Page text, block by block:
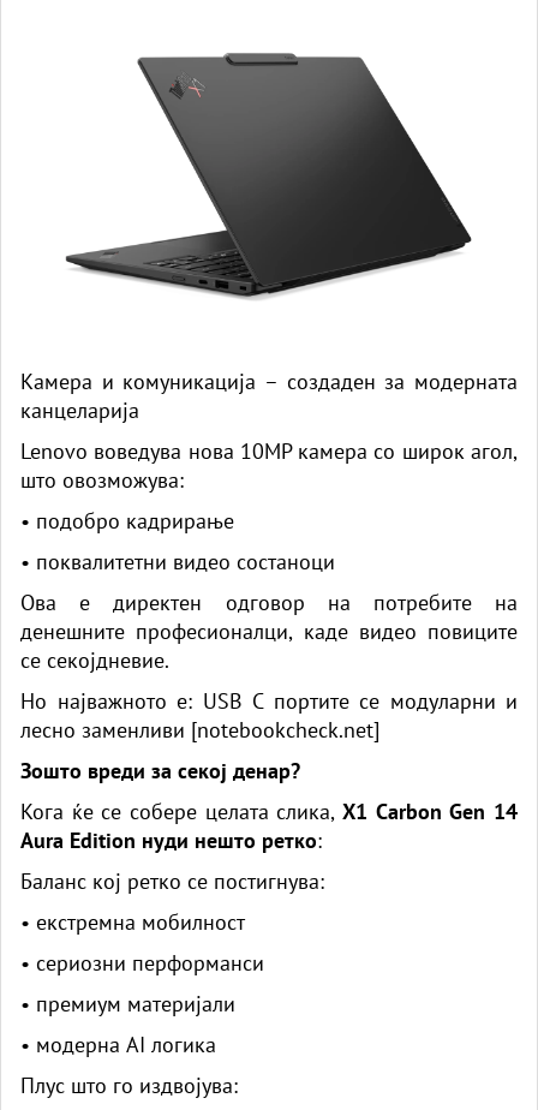
Камера и комуникација – создаден за модерната
канцеларија
Lenovo воведува нова 10MP камера со широк агол,
што овозможува:
• подобро кадрирање
• поквалитетни видео состаноци
Ова е директен одговор на потребите на
денешните професионалци, каде видео повиците
се секојдневие.
Но најважното е: USB C портите се модуларни и
лесно заменливи [notebookcheck.net]
Зошто вреди за секој денар?
Кога ќе се собере целата слика, X1 Carbon Gen 14
Aura Edition нуди нешто ретко:
Баланс кој ретко се постигнува:
• екстремна мобилност
• сериозни перформанси
• премиум материјали
• модерна AI логика
Плус што го издвојува: